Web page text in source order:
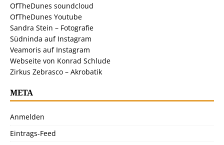
OfTheDunes soundcloud
OfTheDunes Youtube
Sandra Stein – Fotografie
Südninda auf Instagram
Veamoris auf Instagram
Webseite von Konrad Schlude
Zirkus Zebrasco – Akrobatik
META
Anmelden
Eintrags-Feed